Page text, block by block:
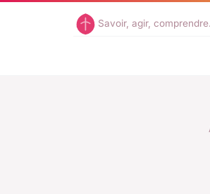
Savoir, agir, comprendre.